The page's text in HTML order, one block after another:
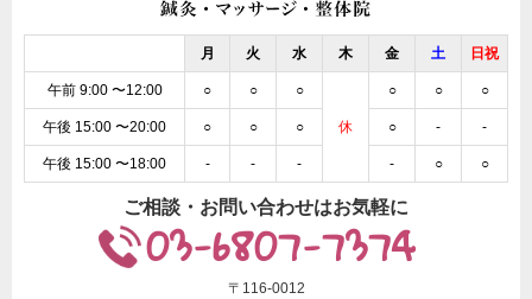
月 火 水 木 金 土 日祝
午前 9:00 〜12:00 ○ ○ ○
休
○ ○ ○
午後 15:00 〜20:00 ○ ○ ○ ○ - -
午後 15:00 〜18:00 - - - - ○ ○
ご相談・お問い合わせはお気軽に
03-6807-7374
〒116-0012